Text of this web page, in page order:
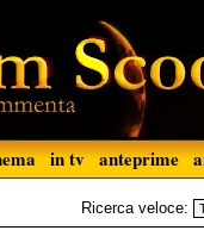
in tv anteprime
Ricerca veloce: